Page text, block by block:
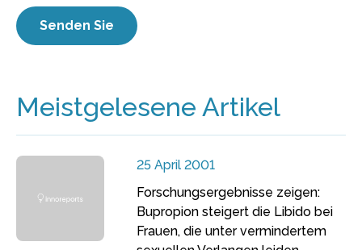
Meistgelesene Artikel
25 April 2001
Forschungsergebnisse zeigen:
Bupropion steigert die Libido bei
Frauen, die unter vermindertem